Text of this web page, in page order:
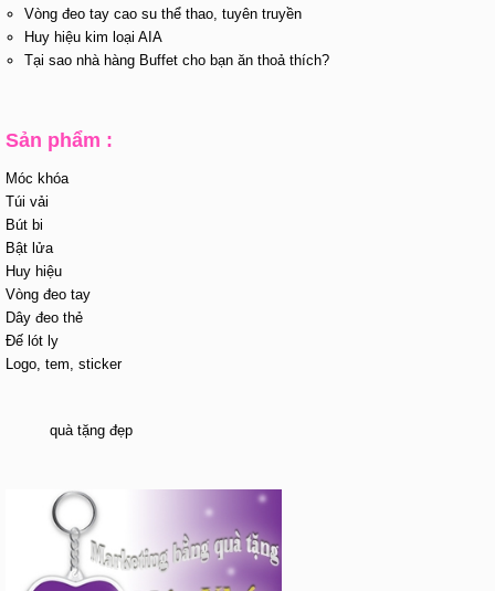
Vòng đeo tay cao su thể thao, tuyên truyền
Huy hiệu kim loại AIA
Tại sao nhà hàng Buffet cho bạn ăn thoả thích?
Sản phẩm :
Móc khóa
Túi vải
Bút bi
Bật lửa
Huy hiệu
Vòng đeo tay
Dây đeo thẻ
Đế lót ly
Logo, tem, sticker
quà tặng đẹp